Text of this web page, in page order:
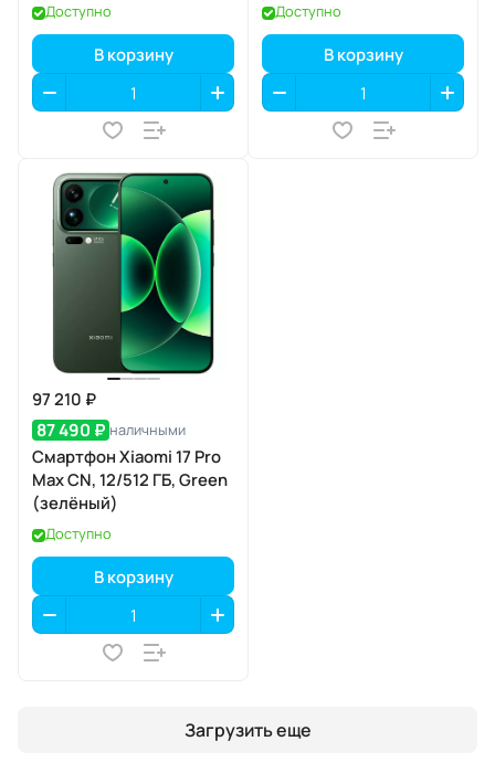
Доступно
В корзину
Доступно
В корзину
97 210 ₽
87 490 ₽ наличными
Смартфон Xiaomi 17 Pro
Max CN, 12/512 ГБ, Green
(зелёный)
Доступно
В корзину
Загрузить еще